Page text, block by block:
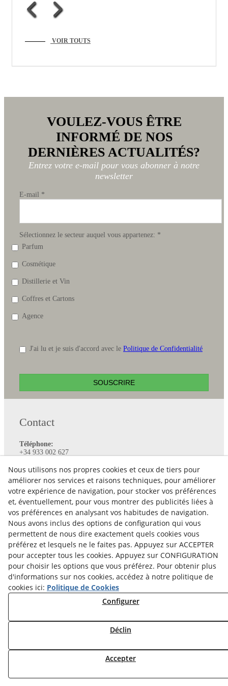
VOIR TOUTS
VOULEZ-VOUS ÊTRE
INFORMÉ DE NOS
DERNIÈRES ACTUALITÉS?
Entrez votre e-mail pour vous abonner à notre
newsletter
E-mail *
Sélectionnez le secteur auquel vous appartenez: *
Parfum
Cosmétique
Distillerie et Vin
Coffres et Cartons
Agence
J'ai lu et je suis d'accord avec le Politique de Confidentialité
SOUSCRIRE
Contact
Téléphone:
+34 933 002 627
Heures de bureau:
Du Lundi au Jeudi à partir de 8:00h à
16:00h.
Vendredi à partir de 8:00h à 15:00h.
E-mail:
info@ataviance.com
Mention Légale
Politique de Cookies
Politique de confidentialité
© 08/2026 Ataviance - Tous droits réservés.
Nous utilisons nos propres cookies et ceux de tiers pour
améliorer nos services et raisons techniques, pour améliorer
votre expérience de navigation, pour stocker vos préférences
et, éventuellement, pour vous montrer des publicités liées à
vos préférences en analysant vos habitudes de navigation.
Nous avons inclus des options de configuration qui vous
permettent de nous dire exactement quels cookies vous
préférez et lesquels ne le faites pas. Appuyez sur ACCEPTER
pour accepter tous les cookies. Appuyez sur CONFIGURATION
pour choisir les options que vous préférez. Pour obtenir plus
d'informations sur nos cookies, accédez à notre politique de
cookies ici: Politique de Cookies
Configurer
Déclin
Accepter